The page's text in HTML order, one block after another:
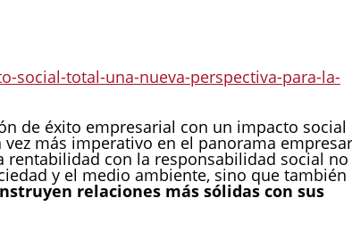
social-total-una-nueva-perspectiva-para-la-
de éxito empresarial con un impacto social
más imperativo en el panorama
con la responsabilidad social no
y el medio ambiente, sino que también
relaciones más sólidas con sus